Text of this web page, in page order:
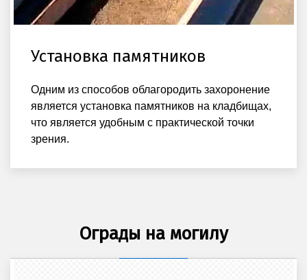
Установка памятников
Одним из способов облагородить захоронение
является установка памятников на кладбищах,
что является удобным с практической точки
зрения.
Ограды на могилу